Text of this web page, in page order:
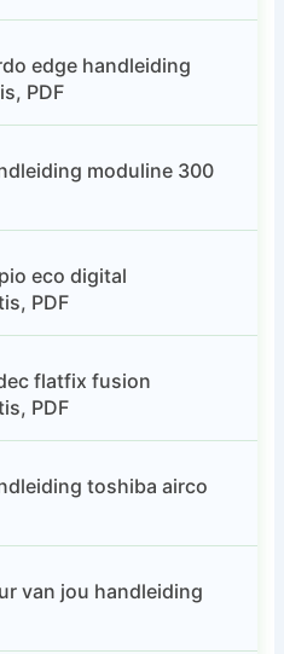
edge handleiding
PDF
moduline 300
eco digital
PDF
flatfix fusion
PDF
toshiba airco
van jou handleiding